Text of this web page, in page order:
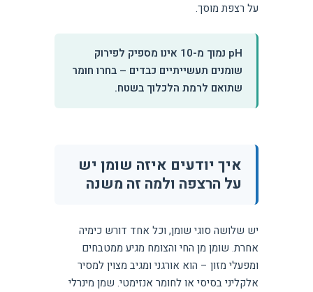
על רצפת מוסך.
pH נמוך מ-10 אינו מספיק לפירוק
שומנים תעשייתיים כבדים – בחרו חומר
שתואם לרמת הלכלוך בשטח.
איך יודעים איזה שומן יש
על הרצפה ולמה זה משנה
יש שלושה סוגי שומן, וכל אחד דורש כימיה
אחרת. שומן מן החי והצומח מגיע ממטבחים
ומפעלי מזון – הוא אורגני ומגיב מצוין למסיר
אלקליני בסיסי או לחומר אנזימטי. שמן מינרלי